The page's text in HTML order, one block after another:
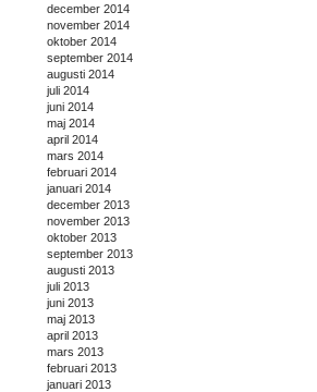
december 2014
november 2014
oktober 2014
september 2014
augusti 2014
juli 2014
juni 2014
maj 2014
april 2014
mars 2014
februari 2014
januari 2014
december 2013
november 2013
oktober 2013
september 2013
augusti 2013
juli 2013
juni 2013
maj 2013
april 2013
mars 2013
februari 2013
januari 2013